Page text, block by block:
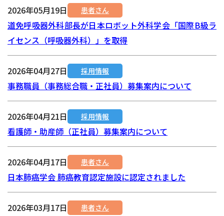
2026年05月19日 患者さん
道免呼吸器外科部長が日本ロボット外科学会「国際B級ラ
イセンス（呼吸器外科）」を取得
2026年04月27日 採用情報
事務職員（事務総合職・正社員）募集案内について
2026年04月21日 採用情報
看護師・助産師（正社員）募集案内について
2026年04月17日 患者さん
日本肺癌学会 肺癌教育認定施設に認定されました
2026年03月17日 患者さん